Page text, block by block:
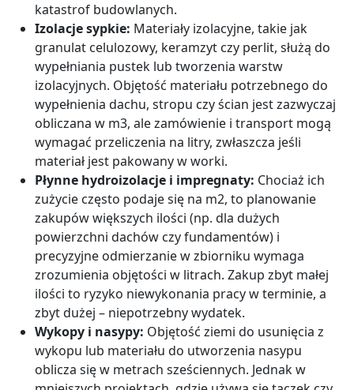
katastrof budowlanych.
Izolacje sypkie: Materiały izolacyjne, takie jak
granulat celulozowy, keramzyt czy perlit, służą do
wypełniania pustek lub tworzenia warstw
izolacyjnych. Objętość materiału potrzebnego do
wypełnienia dachu, stropu czy ścian jest zazwyczaj
obliczana w m3, ale zamówienie i transport mogą
wymagać przeliczenia na litry, zwłaszcza jeśli
materiał jest pakowany w worki.
Płynne hydroizolacje i impregnaty: Chociaż ich
zużycie często podaje się na m2, to planowanie
zakupów większych ilości (np. dla dużych
powierzchni dachów czy fundamentów) i
precyzyjne odmierzanie w zbiorniku wymaga
zrozumienia objętości w litrach. Zakup zbyt małej
ilości to ryzyko niewykonania pracy w terminie, a
zbyt dużej – niepotrzebny wydatek.
Wykopy i nasypy: Objętość ziemi do usunięcia z
wykopu lub materiału do utworzenia nasypu
oblicza się w metrach sześciennych. Jednak w